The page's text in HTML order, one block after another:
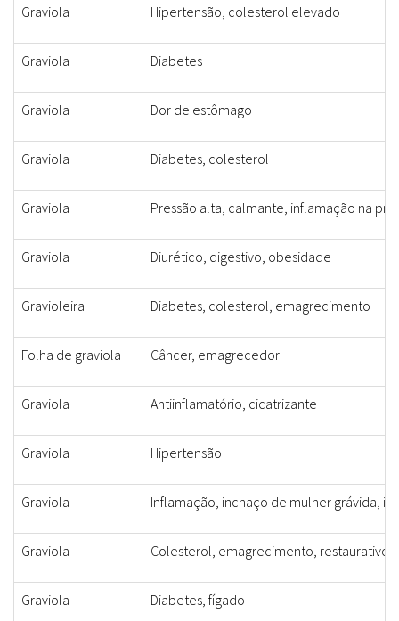
Graviola Hipertensão, colesterol elevado
Graviola Diabetes
Graviola Dor de estômago
Graviola Diabetes, colesterol
Graviola Pressão alta, calmante, inflamação na
Graviola Diurético, digestivo, obesidade
Gravioleira Diabetes, colesterol, emagrecimento
Folha de graviola Câncer, emagrecedor
Graviola Antiinflamatório, cicatrizante
Graviola Hipertensão
Graviola Inflamação, inchaço de mulher grávida,
Graviola Colesterol, emagrecimento, restaurativo
Graviola Diabetes, fígado